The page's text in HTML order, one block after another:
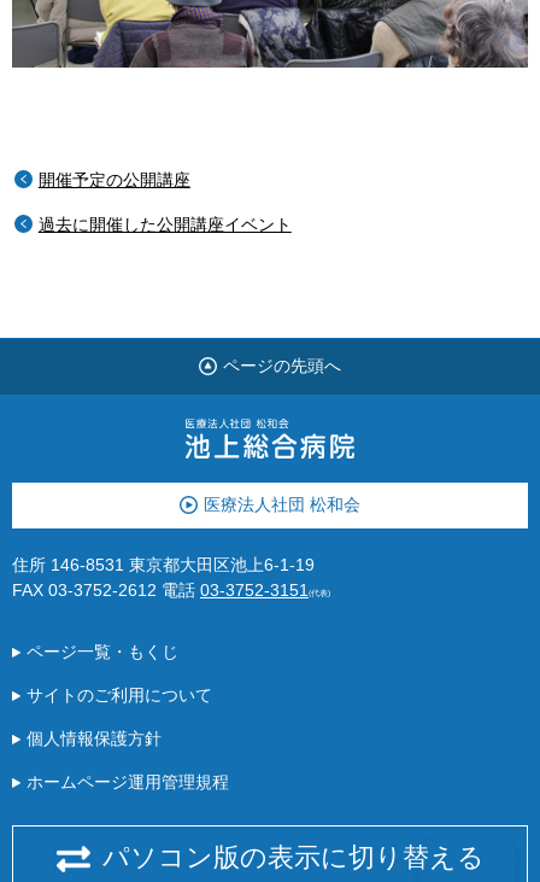
開催予定の公開講座
過去に開催した公開講座イベント
ページの先頭へ
医療法人社団 松和会
住所 146-8531 東京都大田区池上6-1-19
FAX 03-3752-2612 電話 03-3752-3151 (代表)
ページ一覧・もくじ
サイトのご利用について
個人情報保護方針
ホームページ運用管理規程
パソコン版の表示に切り替える